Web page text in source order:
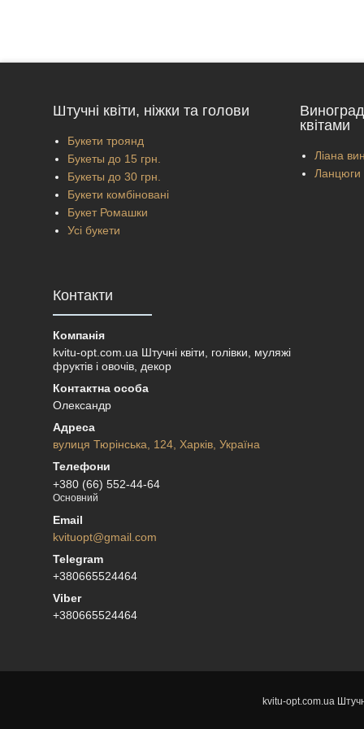
Штучні квіти, ніжки та голови
Букети троянд
Букеты до 15 грн.
Букеты до 30 грн.
Букети комбіновані
Букет Ромашки
Усі букети
квітами
Ліана
Ланцюги
Контакти
kvitu-opt.com.ua Штучні квіти, голівки, муляжі
фруктів і овочів, декор
Олександр
вулиця Тюрінська, 124, Харків, Україна
+380 (66) 552-44-64
Основний
kvituopt@gmail.com
+380665524464
+380665524464